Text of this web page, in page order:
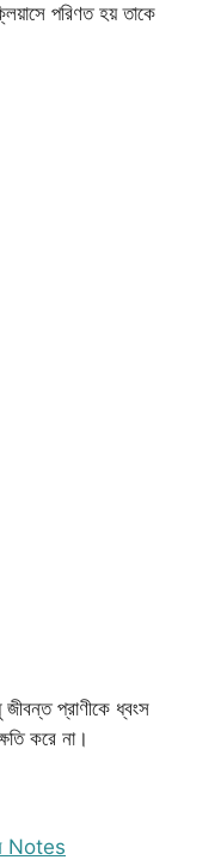
পরিণত হয় তাকে
প্রাণীকে ধ্বংস
করে না।
Notes